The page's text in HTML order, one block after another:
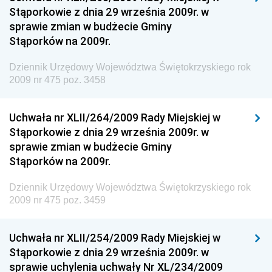
Gospodarki Terenowej i Ochrony Środowiska
Dziennik Urzędowy Ministerstwa Administracji i
Gospodarki Przestrzennej
Dziennik Urzędowy Unii Europejskiej, L
Dziennik Urzędowy Ministerstwa Przemysłu
Chemicznego i Lekkiego
Dziennik Urzędowy Ministerstwa Rolnictwa i
Gospodarki Żywnościowej
Dziennik Urzędowy Ministra Rodziny, Pracy i Polityki
Społecznej
Dziennik Urzędowy Ministra Rozwoju
Dziennik Urzędowy Ministra Infrastruktury i
Stąporkowie z dnia 29 września 2009r. w
sprawie zmian w budżecie Gminy
Stąporków na 2009r.
Dziennik Urzędowy Województwa Świętokrzyskiego rok
2009 nr 475 poz. 3458
Uchwała nr XLII/264/2009 Rady Miejskiej w
Stąporkowie z dnia 29 września 2009r. w
sprawie zmian w budżecie Gminy
Stąporków na 2009r.
Dziennik Urzędowy Województwa Świętokrzyskiego rok
2009 nr 475 poz. 3459
Uchwała nr XLII/254/2009 Rady Miejskiej w
Stąporkowie z dnia 29 września 2009r. w
sprawie uchylenia uchwały Nr XL/234/2009